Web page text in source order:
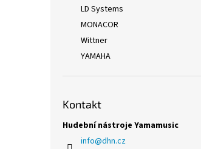
LD Systems
MONACOR
Wittner
YAMAHA
Kontakt
Hudební nástroje Yamamusic
info@dhn.cz